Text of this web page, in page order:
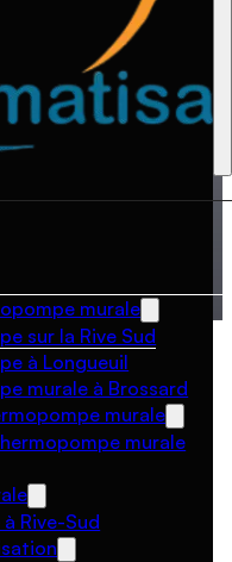
murale
sur la Rive Sud
à Longueuil
murale à Brossard
murale
murale
Rive-Sud